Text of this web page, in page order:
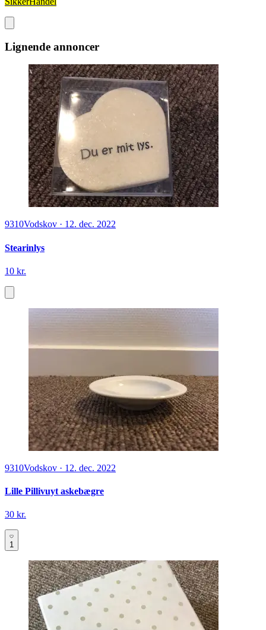
Lignende annoncer
9310Vodskov · 12. dec. 2022
Stearinlys
10 kr.
9310Vodskov · 12. dec. 2022
Lille Pillivuyt askebægre
30 kr.
1